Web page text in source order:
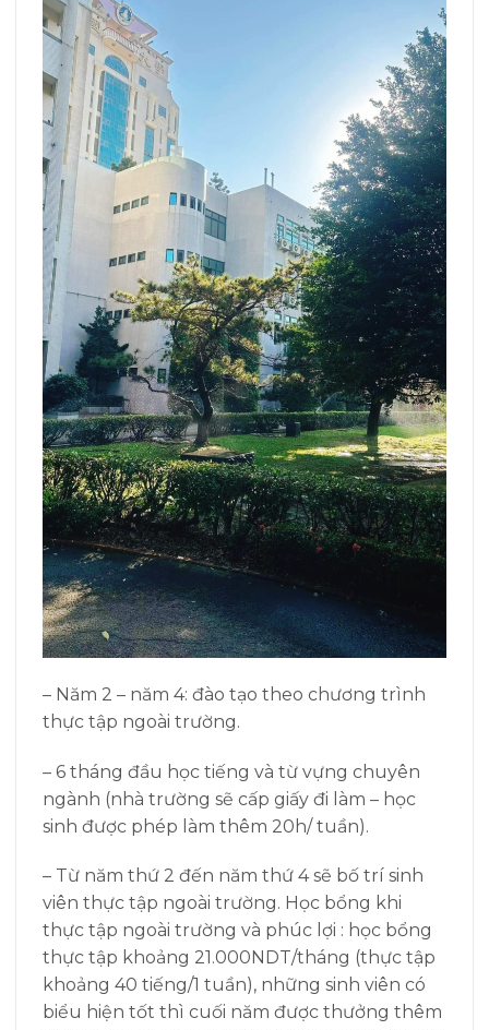
– Năm 2 – năm 4: đào tạo theo chương trình
thực tập ngoài trường.
– 6 tháng đầu học tiếng và từ vựng chuyên
ngành (nhà trường sẽ cấp giấy đi làm – học
sinh được phép làm thêm 20h/ tuần).
– Từ năm thứ 2 đến năm thứ 4 sẽ bố trí sinh
viên thực tập ngoài trường. Học bổng khi
thực tập ngoài trường và phúc lợi : học bổng
thực tập khoảng 21.000NDT/tháng (thực tập
khoảng 40 tiếng/1 tuần), những sinh viên có
biểu hiện tốt thì cuối năm được thưởng thêm